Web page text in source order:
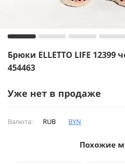
Брюки ELLETTO LIFE 12399
454463
Уже нет в продаже
Валюта: RUB BYN
Похожие